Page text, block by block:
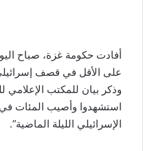
على الأقل في قصف إسرائيلي
استشهدوا وأصيب المئات في
الإسرائيلي الليلة الماضية”.